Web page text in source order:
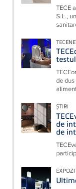
TECE
S.L.,
de
ȘTIRI
de
de